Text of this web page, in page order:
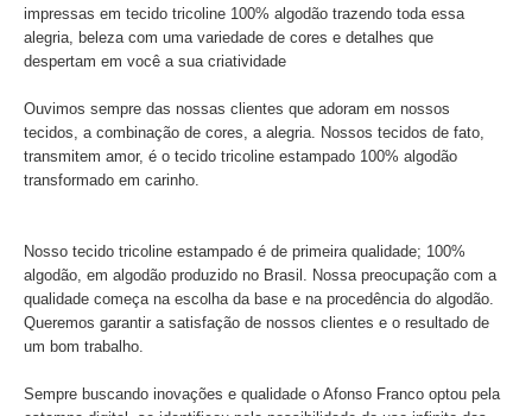
impressas em tecido tricoline 100% algodão trazendo toda essa
alegria, beleza com uma variedade de cores e detalhes que
despertam em você a sua criatividade
Ouvimos sempre das nossas clientes que adoram em nossos
tecidos, a combinação de cores, a alegria. Nossos tecidos de fato,
transmitem amor, é o tecido tricoline estampado 100% algodão
transformado em carinho.
Nosso tecido tricoline estampado é de primeira qualidade; 100%
algodão, em algodão produzido no Brasil. Nossa preocupação com a
qualidade começa na escolha da base e na procedência do algodão.
Queremos garantir a satisfação de nossos clientes e o resultado de
um bom trabalho.
Sempre buscando inovações e qualidade o Afonso Franco optou pela